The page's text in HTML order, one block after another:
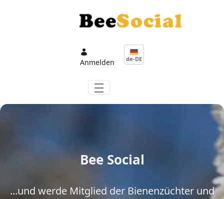
Anmelden de-DE
Bee Social
...und werde Mitglied der Bienenzüchter und